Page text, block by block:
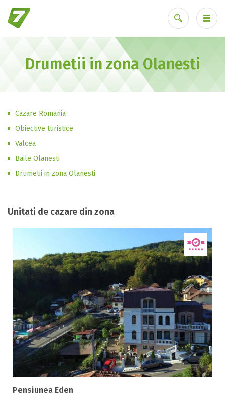
Ai uitat parola?
Drumetii in zona Olanesti
Cazare Romania
Obiective turistice
Valcea
Baile Olanesti
Drumetii in zona Olanesti
Unitati de cazare din zona
Pensiunea Eden